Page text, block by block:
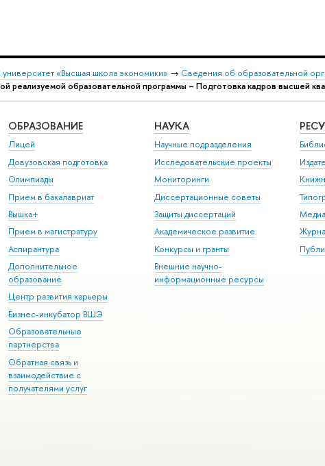
«Высшая школа экономики» → Сведения об образовательной
реализуемой образовательной программы – Подготовка кадров высшей
ОБРАЗОВАНИЕ
Лицей
Довузовская подготовка
Олимпиады
Прием в бакалавриат
Вышка+
Прием в магистратуру
Аспирантура
Дополнительное
образование
Центр развития карьеры
Бизнес-инкубатор ВШЭ
Образовательные
партнерства
Обратная связь и
взаимодействие с
получателями услуг
НАУКА
Научные подразделения
Исследовательские проекты
Мониторинги
Диссертационные советы
Защиты диссертаций
Академическое развитие
Конкурсы и гранты
Внешние научно-
информационные ресурсы